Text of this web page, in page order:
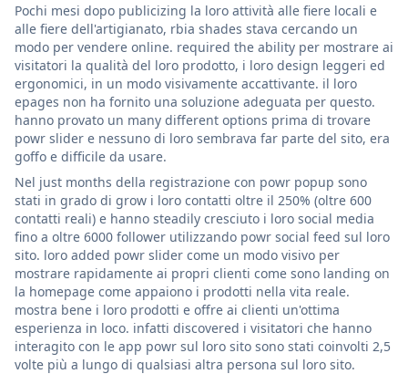
Pochi mesi dopo publicizing la loro attività alle fiere locali e
alle fiere dell'artigianato, rbia shades stava cercando un
modo per vendere online. required the ability per mostrare ai
visitatori la qualità del loro prodotto, i loro design leggeri ed
ergonomici, in un modo visivamente accattivante. il loro
epages non ha fornito una soluzione adeguata per questo.
hanno provato un many different options prima di trovare
powr slider e nessuno di loro sembrava far parte del sito, era
goffo e difficile da usare.
Nel just months della registrazione con powr popup sono
stati in grado di grow i loro contatti oltre il 250% (oltre 600
contatti reali) e hanno steadily cresciuto i loro social media
fino a oltre 6000 follower utilizzando powr social feed sul loro
sito. loro added powr slider come un modo visivo per
mostrare rapidamente ai propri clienti come sono landing on
la homepage come appaiono i prodotti nella vita reale.
mostra bene i loro prodotti e offre ai clienti un'ottima
esperienza in loco. infatti discovered i visitatori che hanno
interagito con le app powr sul loro sito sono stati coinvolti 2,5
volte più a lungo di qualsiasi altra persona sul loro sito.